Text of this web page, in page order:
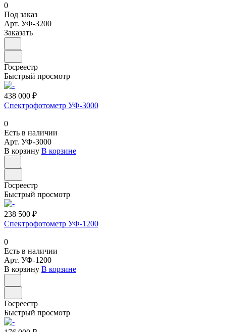
0
Под заказ
Арт. УФ-3200
Заказать
Госреестр
Быстрый просмотр
438 000 ₽
Спектрофотометр УФ-3000
0
Есть в наличии
Арт. УФ-3000
В корзину В корзине
Госреестр
Быстрый просмотр
238 500 ₽
Спектрофотометр УФ-1200
0
Есть в наличии
Арт. УФ-1200
В корзину В корзине
Госреестр
Быстрый просмотр